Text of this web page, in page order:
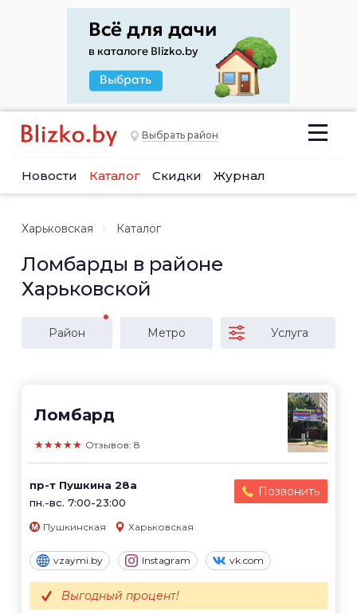
Выбрать район
Новости Каталог Скидки Журнал
Харьковская Каталог
Ломбарды в районе
Харьковской
Район Метро Услуга
Ломбард
★★★★★ Отзывов: 8
пр-т Пушкина 28а
пн.-вс. 7:00-23:00
Позвонить
Пушкинская Харьковская
vzaymi.by Instagram vk.com
Выгодный процент!